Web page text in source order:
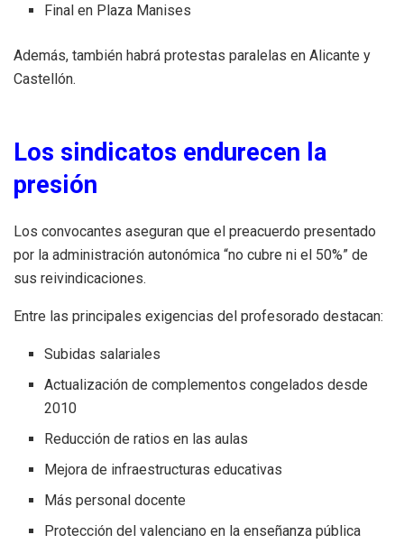
Final en Plaza Manises
Además, también habrá protestas paralelas en Alicante y
Castellón.
Los sindicatos endurecen la
presión
Los convocantes aseguran que el preacuerdo presentado
por la administración autonómica “no cubre ni el 50%” de
sus reivindicaciones.
Entre las principales exigencias del profesorado destacan:
Subidas salariales
Actualización de complementos congelados desde
2010
Reducción de ratios en las aulas
Mejora de infraestructuras educativas
Más personal docente
Protección del valenciano en la enseñanza pública